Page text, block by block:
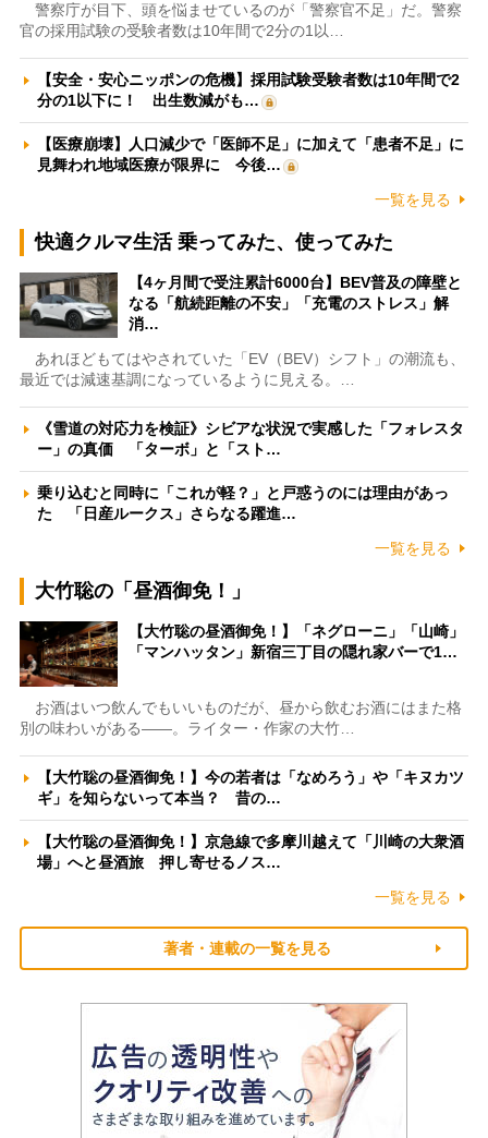
警察庁が目下、頭を悩ませているのが「警察官不足」だ。警察
官の採用試験の受験者数は10年間で2分の1以…
【安全・安心ニッポンの危機】採用試験受験者数は10年間で2
分の1以下に！ 出生数減がも…
【医療崩壊】人口減少で「医師不足」に加えて「患者不足」に
見舞われ地域医療が限界に 今後…
一覧を見る
快適クルマ生活 乗ってみた、使ってみた
【4ヶ月間で受注累計6000台】BEV普及の障壁と
なる「航続距離の不安」「充電のストレス」解
消…
あれほどもてはやされていた「EV（BEV）シフト」の潮流も、
最近では減速基調になっているように見える。…
《雪道の対応力を検証》シビアな状況で実感した「フォレスタ
ー」の真価 「ターボ」と「スト…
乗り込むと同時に「これが軽？」と戸惑うのには理由があっ
た 「日産ルークス」さらなる躍進…
一覧を見る
大竹聡の「昼酒御免！」
【大竹聡の昼酒御免！】「ネグローニ」「山崎」
「マンハッタン」新宿三丁目の隠れ家バーで1…
お酒はいつ飲んでもいいものだが、昼から飲むお酒にはまた格
別の味わいがある――。ライター・作家の大竹…
【大竹聡の昼酒御免！】今の若者は「なめろう」や「キヌカツ
ギ」を知らないって本当？ 昔の…
【大竹聡の昼酒御免！】京急線で多摩川越えて「川崎の大衆酒
場」へと昼酒旅 押し寄せるノス…
一覧を見る
著者・連載の一覧を見る